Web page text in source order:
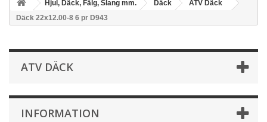
Hjul, Däck, Fälg, Slang mm. Däck
ATV Däck
Däck 22x12.00-8 6 pr D943
ATV DÄCK
INFORMATION